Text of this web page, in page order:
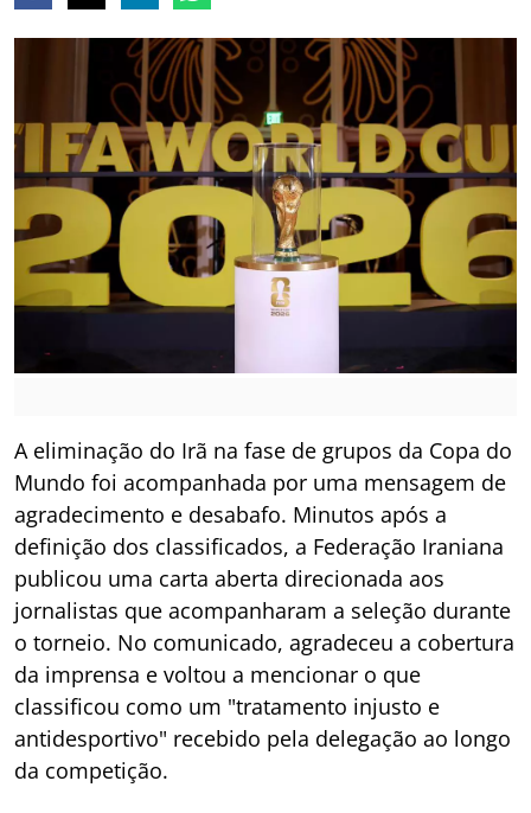
A eliminação do Irã na fase de grupos da Copa do
Mundo foi acompanhada por uma mensagem de
agradecimento e desabafo. Minutos após a
definição dos classificados, a Federação Iraniana
publicou uma carta aberta direcionada aos
jornalistas que acompanharam a seleção durante
o torneio. No comunicado, agradeceu a cobertura
da imprensa e voltou a mencionar o que
classificou como um "tratamento injusto e
antidesportivo" recebido pela delegação ao longo
da competição.